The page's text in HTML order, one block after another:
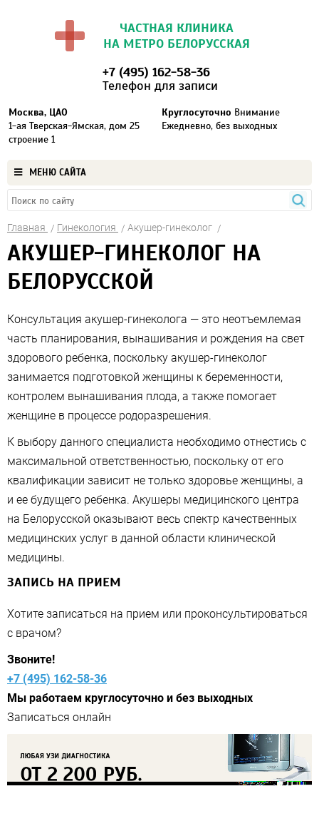
ЧАСТНАЯ КЛИНИКА
НА МЕТРО БЕЛОРУССКАЯ
Москва, ЦАО
1-ая Тверская-Ямская, дом 25
строение 1
+7 (495) 162-58-36
Телефон для записи
Круглосуточно Внимание
Ежедневно, без выходных
МЕНЮ САЙТА
Главная Гинекология Акушер-гинеколог
АКУШЕР-ГИНЕКОЛОГ НА
БЕЛОРУССКОЙ
Консультация акушер-гинеколога — это неотъемлемая
часть планирования, вынашивания и рождения на свет
здорового ребенка, поскольку акушер-гинеколог
занимается подготовкой женщины к беременности,
контролем вынашивания плода, а также помогает
женщине в процессе родоразрешения.
К выбору данного специалиста необходимо отнестись с
максимальной ответственностью, поскольку от его
квалификации зависит не только здоровье женщины, а
и ее будущего ребенка. Акушеры медицинского центра
на Белорусской оказывают весь спектр качественных
медицинских услуг в данной области клинической
медицины.
ЗАПИСЬ НА ПРИЕМ
Хотите записаться на прием или проконсультироваться
с врачом?
Звоните!
+7 (495) 162-58-36
Мы работаем круглосуточно и без выходных